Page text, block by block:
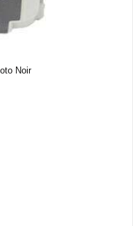
Noir